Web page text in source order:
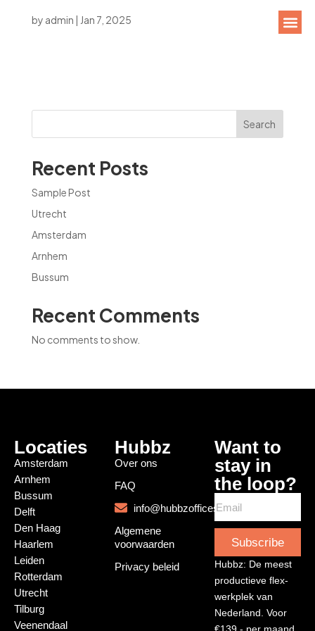
by admin | Jan 7, 2025
Search
Recent Posts
Sample Post
Utrecht
Amsterdam
Arnhem
Bussum
Recent Comments
No comments to show.
Locaties
Amsterdam
Arnhem
Bussum
Delft
Den Haag
Haarlem
Leiden
Rotterdam
Utrecht
Tilburg
Veenendaal
Hubbz
Over ons
FAQ
info@hubbzoffices.com
Algemene
voorwaarden
Privacy beleid
Want to
stay in
the loop?
Subscribe
Hubbz: De meest
productieve flex-
werkplek van
Nederland. Voor